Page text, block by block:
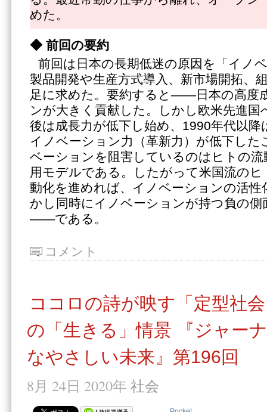
めた。
◆前回の要約
前回は日本の長期低迷の原因を「イノ
製品開発や生産方式導入、新市場開拓、
足に求めた。要約すると――日本の高度
ンが大きく貢献した。しかし欧米先進
後は成長力が低下し始め、1990年代以降
イノベーション力（革新力）が低下した
ベーションを阻害しているのはヒトの流
用モデルである。したがって米国流の
動化を進めれば、イノベーションの活性
かし同時にイノベーションが持つ負の側
――である。
コメント
ココロの詩が映す「定型社
の「生きる」情景 『ジャー
なやさしい未来』第196回
8月 24日 2020年 社会